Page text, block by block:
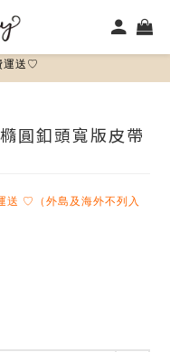
運送♡
圓釦頭寬版皮帶
送 ♡（外島及海外不列入